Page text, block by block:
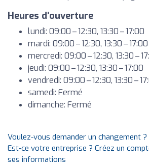
Heures d'ouverture
lundi: 09:00 – 12:30, 13:30 – 17:00
mardi: 09:00 – 12:30, 13:30 – 17:00
mercredi: 09:00 – 12:30, 13:30 –
jeudi: 09:00 – 12:30, 13:30 – 17:00
vendredi: 09:00 – 12:30, 13:30 –
samedi: Fermé
dimanche: Fermé
Voulez-vous demander un changement ?
Est-ce votre entreprise ? Créez un
ses informations